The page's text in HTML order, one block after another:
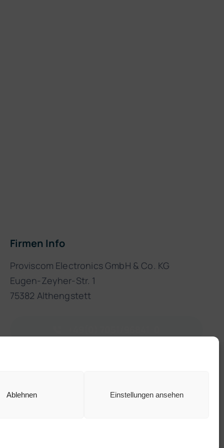
Ablehnen Einstellungen ansehen
Firmen Info
Proviscom Electronics GmbH & Co. KG
Eugen-Zeyher-Str. 1
75382 Althengstett